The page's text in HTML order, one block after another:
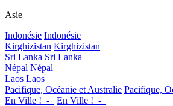
Asie
Indonésie Indonésie
Kirghizistan Kirghizistan
Sri Lanka Sri Lanka
Népal Népal
Laos Laos
Pacifique, Océanie et Australie Pacifique,
En Ville !_-_
En Ville !_-_